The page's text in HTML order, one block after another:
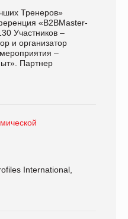
Тренеров»
«В2ВMaster-
Участников –
и организатор
–
Партнер
International,